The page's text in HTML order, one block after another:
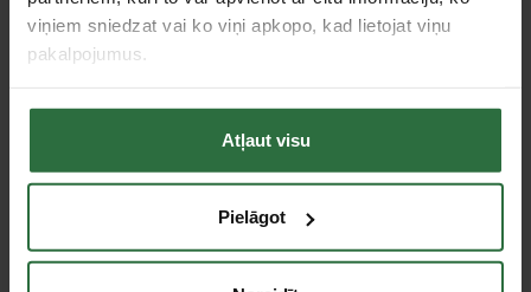
viņiem sniedzat vai ko viņi apkopo, kad lietojat viņu
pakalpojumus.
Atļaut visu
Pielāgot
Motora jauda
15,4 Ag
Motora tips
ģeneratori
50 Hz
Tvertnes tilpums
93 l